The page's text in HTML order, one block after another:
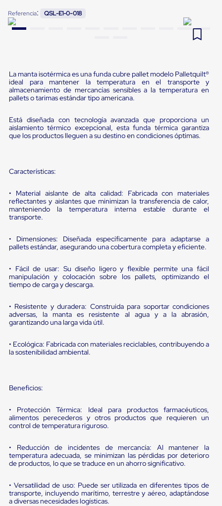
Pestañas
de
Borde
de
andén
Mecánicas
de
Borde
de
Rampas
de
patio
Cargas
Convencionales
para
Puertas
de
Sellos
de
Cabezal
de
Cabezal
Retenedores
de
andén
sistema
de
retención
ruedas
Retenedores
de
Referencia: QSL-E1-0-018
La manta isotérmica es una funda cubre pallet modelo Palletquilt®
ideal para mantener la temperatura en el transporte y
almacenamiento de mercancías sensibles a la temperatura en
pallets o tarimas estándar tipo americana.
Está diseñada con tecnología avanzada que proporciona un
aislamiento térmico excepcional, esta funda térmica garantiza
que los productos lleguen a su destino en condiciones óptimas.
Características:
• Material aislante de alta calidad: Fabricada con materiales
reflectantes y aislantes que minimizan la transferencia de calor,
manteniendo la temperatura interna estable durante el
transporte.
• Dimensiones: Diseñada específicamente para adaptarse a
pallets estándar, asegurando una cobertura completa y eficiente.
• Fácil de usar: Su diseño ligero y flexible permite una fácil
manipulación y colocación sobre los pallets, optimizando el
tiempo de carga y descarga.
• Resistente y duradera: Construida para soportar condiciones
adversas, la manta es resistente al agua y a la abrasión,
garantizando una larga vida útil.
• Ecológica: Fabricada con materiales reciclables, contribuyendo a
la sostenibilidad ambiental.
Beneficios:
• Protección Térmica: Ideal para productos farmacéuticos,
alimentos perecederos y otros productos que requieren un
control de temperatura riguroso.
• Reducción de incidentes de mercancía: Al mantener la
temperatura adecuada, se minimizan las pérdidas por deterioro
de productos, lo que se traduce en un ahorro significativo.
• Versatilidad de uso: Puede ser utilizada en diferentes tipos de
transporte, incluyendo marítimo, terrestre y aéreo, adaptándose
a diversas necesidades logísticas.
9.
flejadora
10. playo manual